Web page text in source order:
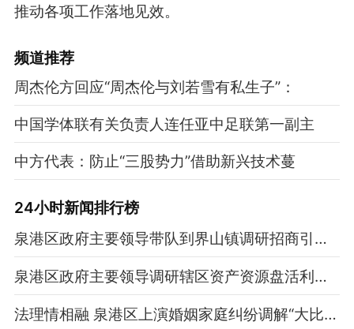
推动各项工作落地见效。
频道推荐
周杰伦方回应“周杰伦与刘若雪有私生子”：
中国学体联有关负责人连任亚中足联第一副主
中方代表：防止“三股势力”借助新兴技术蔓
24小时新闻排行榜
泉港区政府主要领导带队到界山镇调研招商引资、争资化债等重点工作
泉港区政府主要领导调研辖区资产资源盘活利用工作
法理情相融 泉港区上演婚姻家庭纠纷调解“大比武”